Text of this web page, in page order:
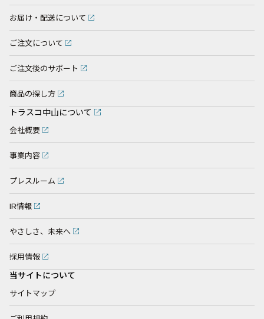
お届け・配送について
ご注文について
ご注文後のサポート
商品の探し方
トラスコ中山について
会社概要
事業内容
プレスルーム
IR情報
やさしさ、未来へ
採用情報
当サイトについて
サイトマップ